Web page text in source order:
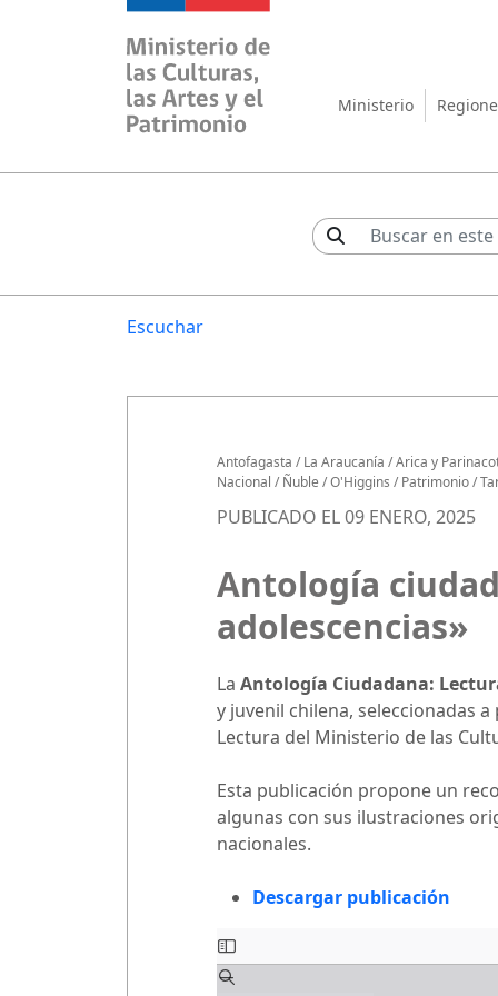
Ministerio de las
Ministerio
Escuchar
Antofagasta /La Araucanía /Arica y
Nacional /Ñuble /O'Higgins /Patrimonio/
PUBLICADO EL 09 ENERO, 2025
Antología
adolescencias»
La Antología Ciudadana:
y juvenil chilena, seleccionadas
Lectura del Ministerio de las
Esta publicación propone un
algunas con sus ilustraciones
nacionales.
Descargar publicación
Saltar
al